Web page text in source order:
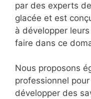
par des experts
glacée et est
à développer
faire dans ce
Nous proposons
professionnel
développer des